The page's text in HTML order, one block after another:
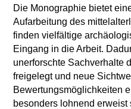
Die Monographie bietet
Aufarbeitung des
finden vielfältige
Eingang in die Arbeit.
unerforschte Sachverhalte
freigelegt und neue
Bewertungsmöglichkeiten
besonders lohnend